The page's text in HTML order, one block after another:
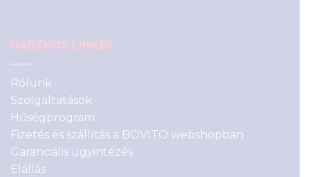
HASZNOS LINKEK
Rólunk
Szolgáltatások
Hűségprogram
Fizetés és szállítás a BOVITO webshopban
Garanciális ügyintézés
Elállás